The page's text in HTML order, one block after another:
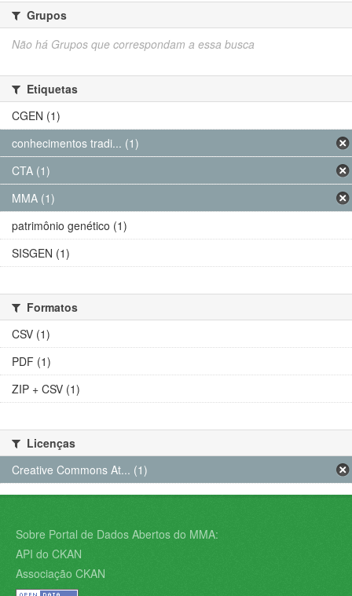
Grupos
Não há Grupos que correspondam a essa busca
Etiquetas
CGEN (1)
conhecimentos tradi... (1)
CTA (1)
MMA (1)
patrimônio genético (1)
SISGEN (1)
Formatos
CSV (1)
PDF (1)
ZIP + CSV (1)
Licenças
Creative Commons At... (1)
Sobre Portal de Dados Abertos do MMA:
API do CKAN
Associação CKAN